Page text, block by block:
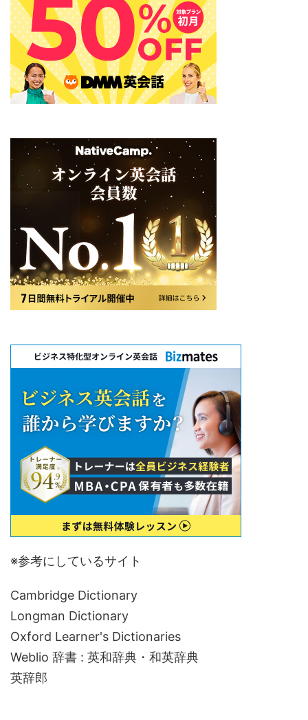
※参考にしているサイト
Cambridge Dictionary
Longman Dictionary
Oxford Learner's Dictionaries
Weblio 辞書 : 英和辞典・和英辞典
英辞郎